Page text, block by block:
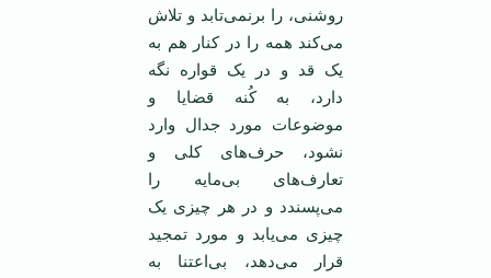
روشنی، را برنمی‌تابد و تلاش
می‌کند همه را در کنار هم به
یک قد و در یک قواره نگه
دارد، به کُنه قضایا و
موضوعات مورد جدال وارد
نشود، حرف‌های کلی و
تعارف‌های بی‌مایه را
می‌پسندد و در هر چیزی یک
چیزی می‌یابد و مورد تمجید
قرار می‌دهد، بی‌اعتنا به